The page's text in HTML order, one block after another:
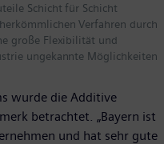
Schicht für Schicht
Verfahren durch
große Flexibilität und
ungekannte Möglichkeiten
wurde die Additive
betrachtet. „Bayern ist
und hat sehr gute